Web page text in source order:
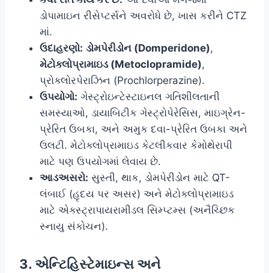
ડોપામાઇન રીસેપ્ટર્સને અવરોધે છે, ખાસ કરીને CTZ
માં.
ઉદાહરણો: ડોમપેરીડોન (Domperidone),
મેટોક્લોપ્રામાઇડ (Metoclopramide),
પ્રોક્લોરપેરાઝિન (Prochlorperazine).
ઉપયોગો: ગેસ્ટ્રોઇન્ટેસ્ટાઇનલ ગતિશીલતાની
સમસ્યાઓ, ડાયાબિટીક ગેસ્ટ્રોપેરેસિસ, માઇગ્રેન-
પ્રેરિત ઉબકા, અને અમુક દવા-પ્રેરિત ઉબકા અને
ઉલટી. મેટોક્લોપ્રામાઇડ કેટલીકવાર કેમોથેરાપી
માટે પણ ઉપયોગમાં લેવાય છે.
આડઅસરો: સુસ્તી, થાક, ડોમપેરીડોન માટે QT-
લંબાઈ (હૃદય પર અસર) અને મેટોક્લોપ્રામાઇડ
માટે એક્સ્ટ્રાપાયરામીડલ સિમ્પ્ટમ્સ (અનૈચ્છિક
સ્નાયુ સંકોચન).
3. એન્ટિહિસ્ટેમાઇન્સ અને